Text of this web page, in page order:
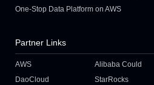
One-Stop Data Platform on AWS
Partner Links
AWS Alibaba Could
DaoCloud
StarRocks